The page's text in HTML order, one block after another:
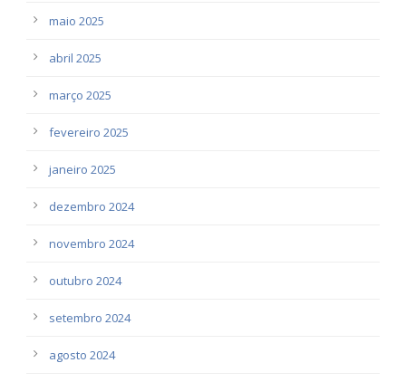
maio 2025
abril 2025
março 2025
fevereiro 2025
janeiro 2025
dezembro 2024
novembro 2024
outubro 2024
setembro 2024
agosto 2024